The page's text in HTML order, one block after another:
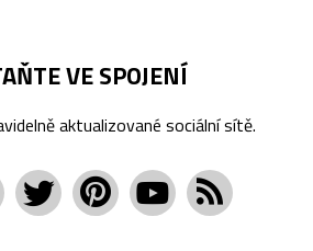
VE SPOJENÍ
aktualizované sociální sítě.